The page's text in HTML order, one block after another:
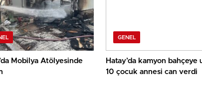
Mobilya Atölyesinde
GENEL
Hatay’da kamyon bahçeye
10 çocuk annesi can verdi